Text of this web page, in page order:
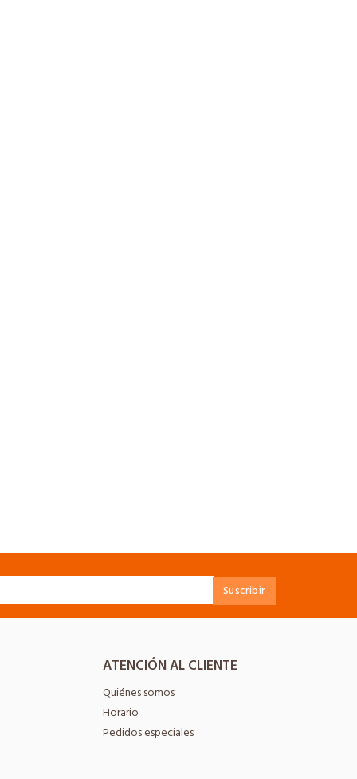
ATENCIÓN AL CLIENTE
Quiénes somos
Horario
Pedidos especiales